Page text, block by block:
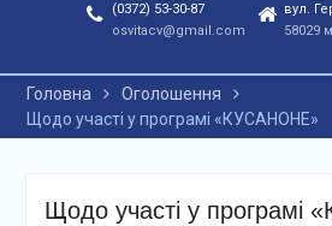
(0372) 53-30-87
osvitacv@gmail.com
вул.
58029
Головна
Оголошення
Щодо участі у програмі «КУСАНОНЕ»
Щодо участі у